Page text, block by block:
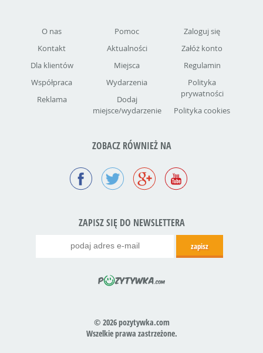
O nas
Kontakt
Dla klientów
Współpraca
Reklama
Pomoc
Aktualności
Miejsca
Wydarzenia
Dodaj
miejsce/wydarzenie
Zaloguj się
Załóż konto
Regulamin
Polityka
prywatności
Polityka cookies
ZOBACZ RÓWNIEŻ NA
ZAPISZ SIĘ DO NEWSLETTERA
© 2026 pozytywka.com
Wszelkie prawa zastrzeżone.